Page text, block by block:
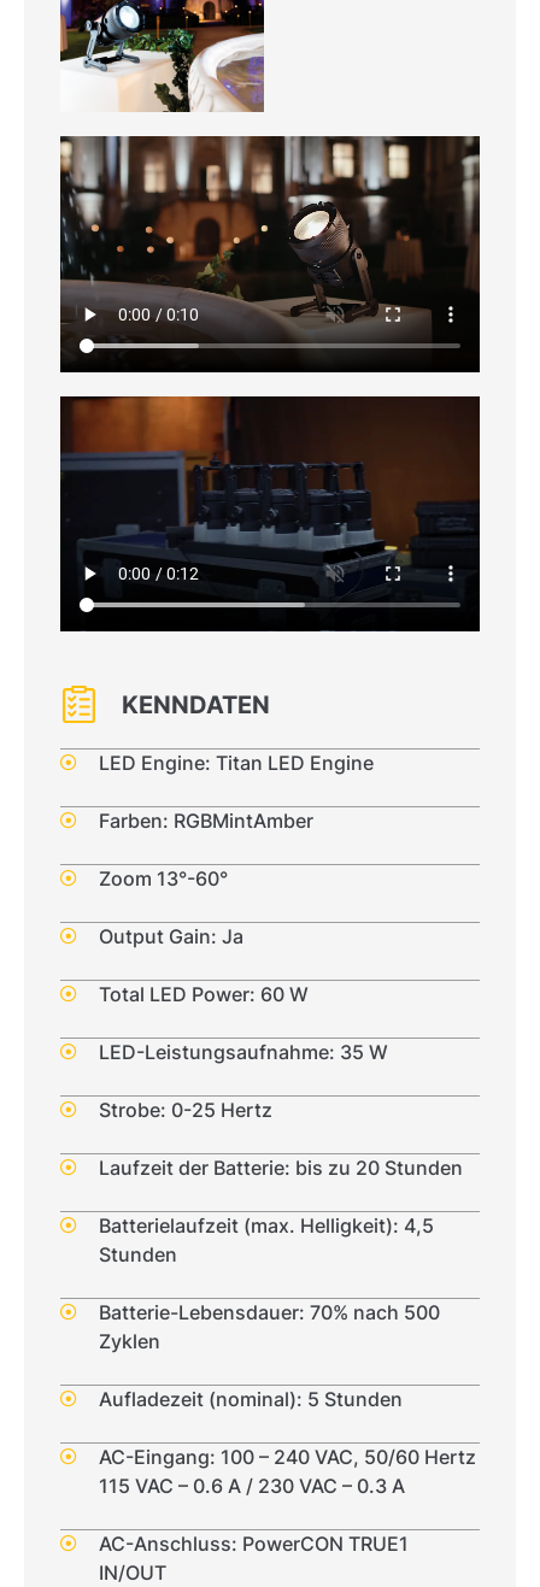
KENNDATEN
LED Engine: Titan LED Engine
Farben: RGBMintAmber
Zoom 13°-60°
Output Gain: Ja
Total LED Power: 60 W
LED-Leistungsaufnahme: 35 W
Strobe: 0-25 Hertz
Laufzeit der Batterie: bis zu 20 Stunden
Batterielaufzeit (max. Helligkeit): 4,5
Stunden
Batterie-Lebensdauer: 70% nach 500
Zyklen
Aufladezeit (nominal): 5 Stunden
AC-Eingang: 100 – 240 VAC, 50/60 Hertz
115 VAC – 0.6 A / 230 VAC – 0.3 A
AC-Anschluss: PowerCON TRUE1
IN/OUT